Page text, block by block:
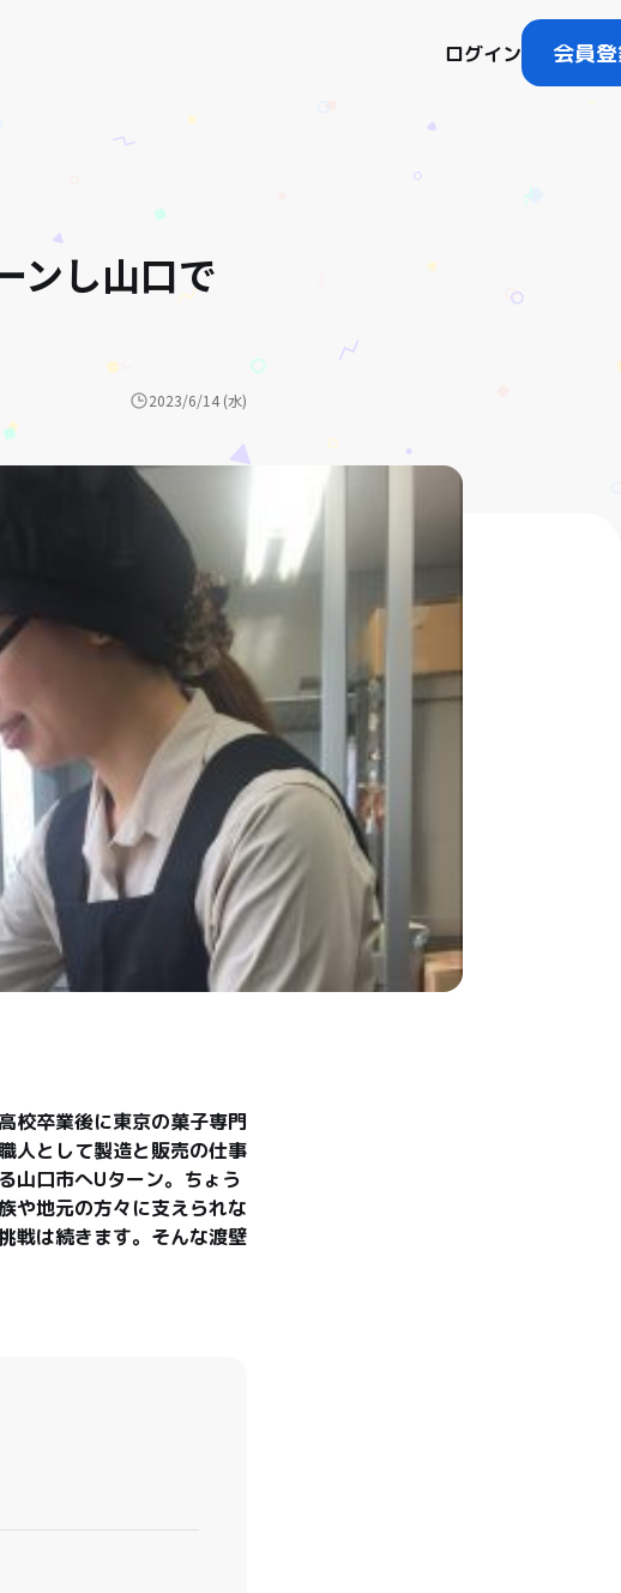
ログイン 会員
ンし山口で
2023/6/14 (水)
校卒業後に東京の菓子専門
人として製造と販売の仕事
山口市へUターン。ちょう
や地元の方々に支えられな
戦は続きます。そんな渡壁